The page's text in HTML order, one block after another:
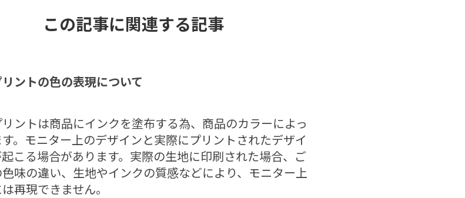
この記事に関連する記事
ントの色の表現について
ントは商品にインクを塗布する為、商品のカラーによっ
。モニター上のデザインと実際にプリントされたデザイ
こる場合があります。実際の生地に印刷された場合、ご
味の違い、生地やインクの質感などにより、モニター上
再現できません。